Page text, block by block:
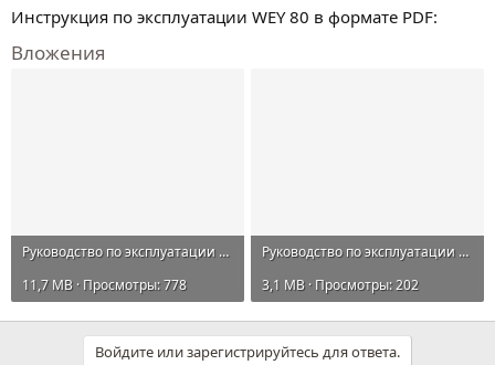
ы
л
Инструкция по эксплуатации WEY 80 в формате PDF:
Вложения
Руководство по эксплуатации WEY 80.pdf
11,7 MB · Просмотры: 778
Руководство по эксплуатации WEY 80 Lounge.pdf
3,1 MB · Просмотры: 202
Войдите или зарегистрируйтесь для ответа.